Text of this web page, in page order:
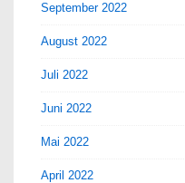
September 2022
August 2022
Juli 2022
Juni 2022
Mai 2022
April 2022